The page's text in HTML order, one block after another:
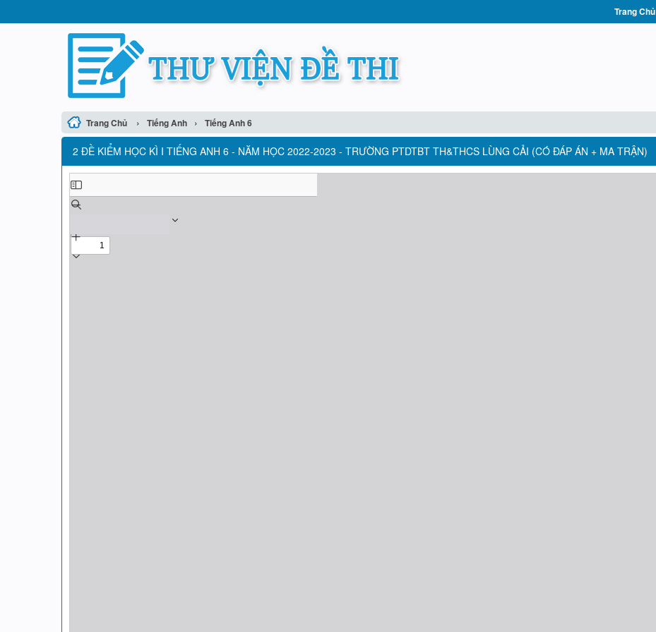
Trang Chủ
Trang Chủ › Tiếng Anh › Tiếng Anh 6
2 ĐỀ KIỂM HỌC KÌ I TIẾNG ANH 6 - NĂM HỌC 2022-2023 - TRƯỜNG PTDTBT TH&THCS LÙNG CẢI (CÓ ĐÁP ÁN + MA TRẬN)